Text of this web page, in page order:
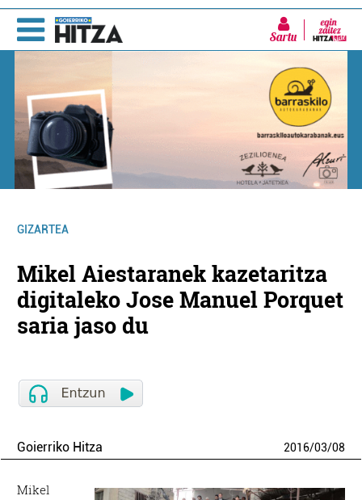
Sartu
GIZARTEA
Mikel Aiestaranek kazetaritza
digitaleko Jose Manuel Porquet
saria jaso du
Goierriko Hitza 2016/03/08
Mikel